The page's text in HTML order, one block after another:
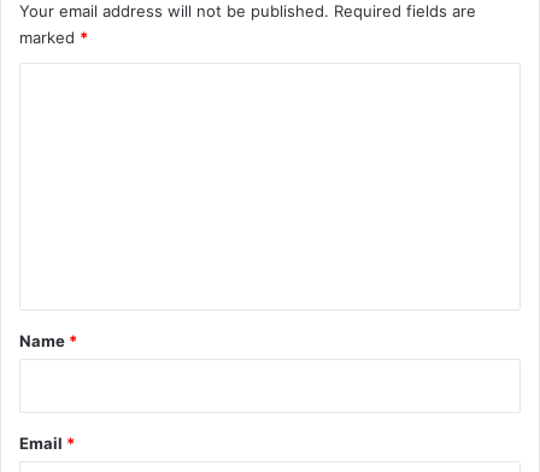
Your email address will not be published. Required fields are
marked *
*
Name *
Email *